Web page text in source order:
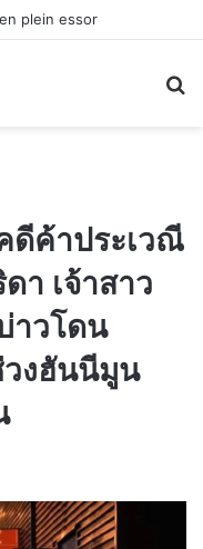
plein essor
ค้าประเวณี
า เจ้าสาว
าวโดน
งฮันนีมูน